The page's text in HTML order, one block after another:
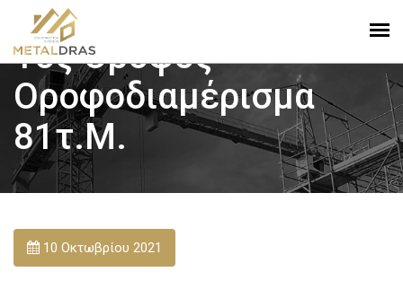
1ος Όροφος
Οροφοδιαμέρισμα
81τ.μ.
10 Οκτωβρίου 2021